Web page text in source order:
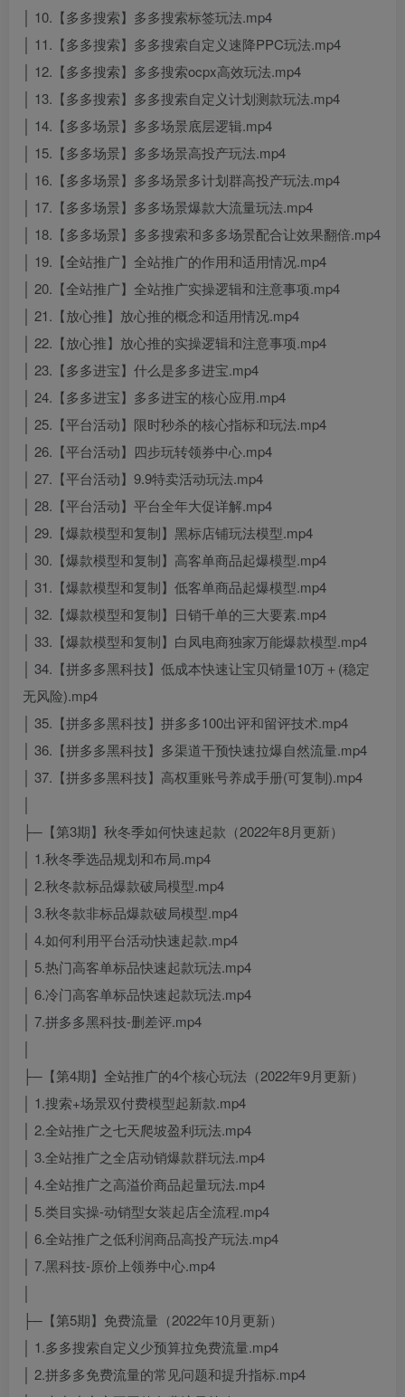
│ 10.【多多搜索】多多搜索标签玩法.mp4
│ 11.【多多搜索】多多搜索自定义速降PPC玩法.mp4
│ 12.【多多搜索】多多搜索ocpx高效玩法.mp4
│ 13.【多多搜索】多多搜索自定义计划测款玩法.mp4
│ 14.【多多场景】多多场景底层逻辑.mp4
│ 15.【多多场景】多多场景高投产玩法.mp4
│ 16.【多多场景】多多场景多计划群高投产玩法.mp4
│ 17.【多多场景】多多场景爆款大流量玩法.mp4
│ 18.【多多场景】多多搜索和多多场景配合让效果翻倍.mp4
│ 19.【全站推广】全站推广的作用和适用情况.mp4
│ 20.【全站推广】全站推广实操逻辑和注意事项.mp4
│ 21.【放心推】放心推的概念和适用情况.mp4
│ 22.【放心推】放心推的实操逻辑和注意事项.mp4
│ 23.【多多进宝】什么是多多进宝.mp4
│ 24.【多多进宝】多多进宝的核心应用.mp4
│ 25.【平台活动】限时秒杀的核心指标和玩法.mp4
│ 26.【平台活动】四步玩转领券中心.mp4
│ 27.【平台活动】9.9特卖活动玩法.mp4
│ 28.【平台活动】平台全年大促详解.mp4
│ 29.【爆款模型和复制】黑标店铺玩法模型.mp4
│ 30.【爆款模型和复制】高客单商品起爆模型.mp4
│ 31.【爆款模型和复制】低客单商品起爆模型.mp4
│ 32.【爆款模型和复制】日销千单的三大要素.mp4
│ 33.【爆款模型和复制】白凤电商独家万能爆款模型.mp4
│ 34.【拼多多黑科技】低成本快速让宝贝销量10万＋(稳定
无风险).mp4
│ 35.【拼多多黑科技】拼多多100出评和留评技术.mp4
│ 36.【拼多多黑科技】多渠道干预快速拉爆自然流量.mp4
│ 37.【拼多多黑科技】高权重账号养成手册(可复制).mp4
├─【第3期】秋冬季如何快速起款（2022年8月更新）
│ 1.秋冬季选品规划和布局.mp4
│ 2.秋冬款标品爆款破局模型.mp4
│ 3.秋冬款非标品爆款破局模型.mp4
│ 4.如何利用平台活动快速起款.mp4
│ 5.热门高客单标品快速起款玩法.mp4
│ 6.冷门高客单标品快速起款玩法.mp4
│ 7.拼多多黑科技-删差评.mp4
├─【第4期】全站推广的4个核心玩法（2022年9月更新）
│ 1.搜索+场景双付费模型起新款.mp4
│ 2.全站推广之七天爬坡盈利玩法.mp4
│ 3.全站推广之全店动销爆款群玩法.mp4
│ 4.全站推广之高溢价商品起量玩法.mp4
│ 5.类目实操-动销型女装起店全流程.mp4
│ 6.全站推广之低利润商品高投产玩法.mp4
│ 7.黑科技-原价上领券中心.mp4
├─【第5期】免费流量（2022年10月更新）
│ 1.多多搜索自定义少预算拉免费流量.mp4
│ 2.拼多多免费流量的常见问题和提升指标.mp4